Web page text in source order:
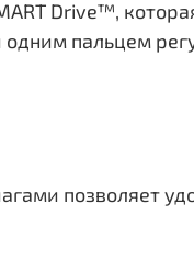
Drive™,
пальцем
позволяет